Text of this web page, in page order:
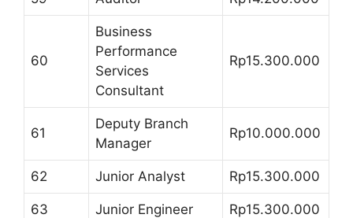
60
Business
Performance
Services
Consultant
Rp15.300.000
61
Deputy Branch
Manager
Rp10.000.000
62 Junior Analyst Rp15.300.000
63 Junior Engineer Rp15.300.000